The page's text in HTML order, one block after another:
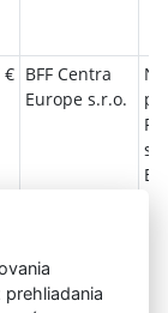
€ BFF Centra
Europe s.r.o.